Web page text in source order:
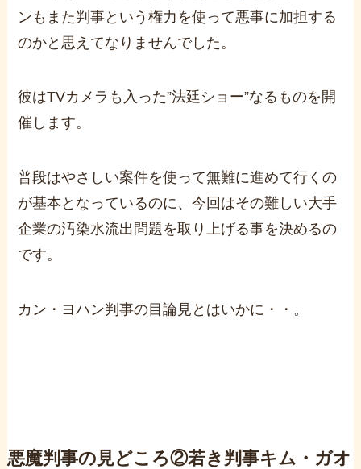
ンもまた判事という権力を使って悪事に加担する
のかと思えてなりませんでした。
彼はTVカメラも入った”法廷ショー”なるものを開
催します。
普段はやさしい案件を使って無難に進めて行くの
が基本となっているのに、今回はその難しい大手
企業の汚染水流出問題を取り上げる事を決めるの
です。
カン・ヨハン判事の目論見とはいかに・・。
悪魔判事の見どころ②若き判事キム・ガオ